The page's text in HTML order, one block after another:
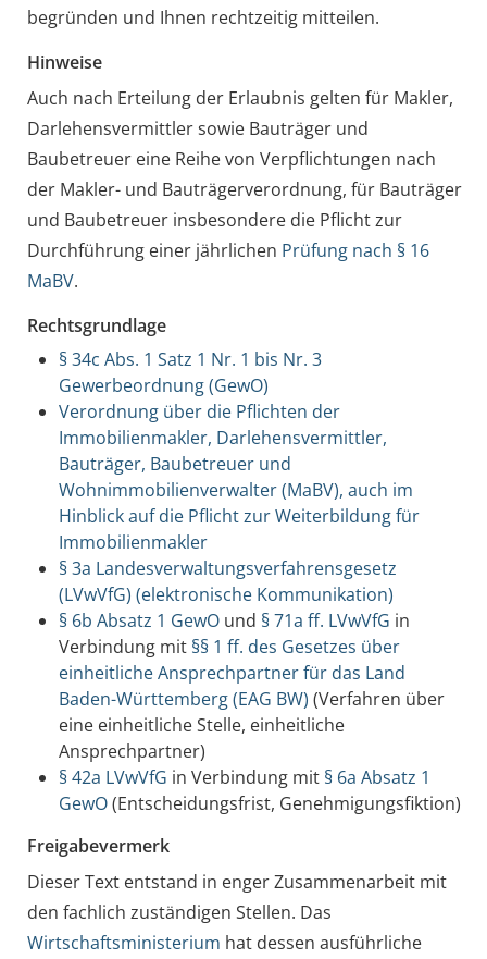
begründen und Ihnen rechtzeitig mitteilen.
Hinweise
Auch nach Erteilung der Erlaubnis gelten für Makler,
Darlehensvermittler sowie Bauträger und
Baubetreuer eine Reihe von Verpflichtungen nach
der Makler- und Bauträgerverordnung, für Bauträger
und Baubetreuer insbesondere die Pflicht zur
Durchführung einer jährlichen Prüfung nach § 16
MaBV.
Rechtsgrundlage
§ 34c Abs. 1 Satz 1 Nr. 1 bis Nr. 3
Gewerbeordnung (GewO)
Verordnung über die Pflichten der
Immobilienmakler, Darlehensvermittler,
Bauträger, Baubetreuer und
Wohnimmobilienverwalter (MaBV), auch im
Hinblick auf die Pflicht zur Weiterbildung für
Immobilienmakler
§ 3a Landesverwaltungsverfahrensgesetz
(LVwVfG) (elektronische Kommunikation)
§ 6b Absatz 1 GewOund § 71a ff. LVwVfG in
Verbindung mit §§ 1 ff. des Gesetzes über
einheitliche Ansprechpartner für das Land
Baden-Württemberg (EAG BW) (Verfahren über
eine einheitliche Stelle, einheitliche
Ansprechpartner)
§ 42a LVwVfG in Verbindung mit § 6a Absatz 1
GewO(Entscheidungsfrist, Genehmigungsfiktion)
Freigabevermerk
Dieser Text entstand in enger Zusammenarbeit mit
den fachlich zuständigen Stellen. Das
Wirtschaftsministerium hat dessen ausführliche